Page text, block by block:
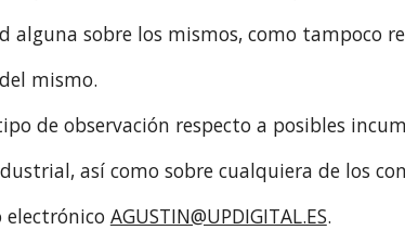
alguna sobre los mismos, como tampoco
mismo.
de observación respecto a posibles
así como sobre cualquiera de los
electrónico AGUSTIN@UPDIGITAL.ES.